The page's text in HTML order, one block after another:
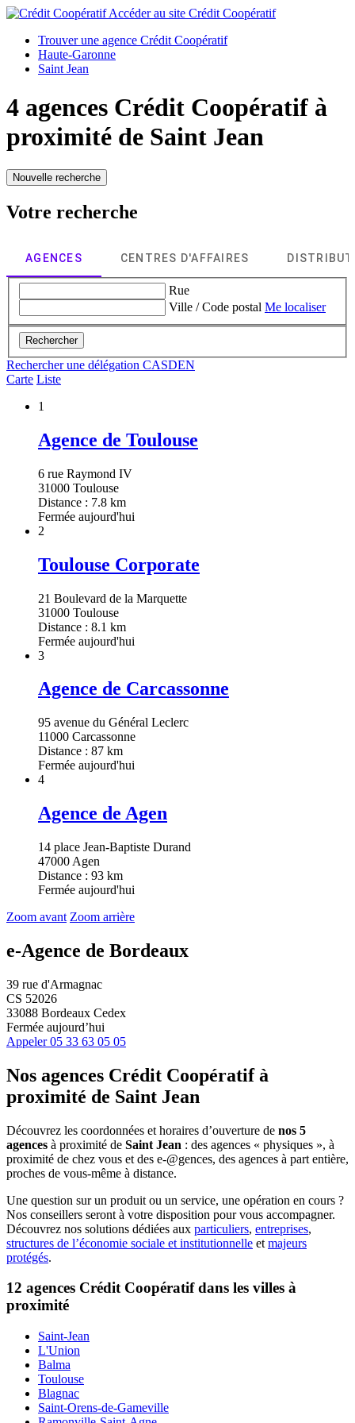
Accéder au site Crédit Coopératif
Trouver une agence Crédit Coopératif
Haute-Garonne
Saint Jean
4 agences Crédit Coopératif à
proximité de Saint Jean
Nouvelle recherche
Votre recherche
AGENCES CENTRES D'AFFAIRES
Rue
Ville / Code postal Me localiser
Rechercher
Rechercher une délégation CASDEN
Carte Liste
1
Agence de Toulouse
6 rue Raymond IV
31000 Toulouse
Distance : 7.8 km
Fermée aujourd'hui
2
Toulouse Corporate
21 Boulevard de la Marquette
31000 Toulouse
Distance : 8.1 km
Fermée aujourd'hui
3
Agence de Carcassonne
95 avenue du Général Leclerc
11000 Carcassonne
Distance : 87 km
Fermée aujourd'hui
4
Agence de Agen
14 place Jean-Baptiste Durand
47000 Agen
Distance : 93 km
Fermée aujourd'hui
Zoom avant Zoom arrière
e-Agence de Bordeaux
39 rue d'Armagnac
CS 52026
33088 Bordeaux Cedex
Fermée aujourd’hui
Appeler 05 33 63 05 05
Nos agences Crédit Coopératifà
proximité de Saint Jean
Découvrez les coordonnées et horaires d’ouverture de nos 5
agences à proximité de Saint Jean : des agences « physiques », à
proximité de chez vous et des e-@gences, des agences à part entière,
proches de vous-même à distance.
Une question sur un produit ou un service, une opération en cours ?
Nos conseillers seront à votre disposition pour vous accompagner.
Découvrez nos solutions dédiées aux particuliers, entreprises,
structures de l’économie sociale et institutionnelle et majeurs
protégés.
12 agences Crédit Coopératif dans les villes à
proximité
Saint-Jean
L'Union
Balma
Toulouse
Blagnac
Saint-Orens-de-Gameville